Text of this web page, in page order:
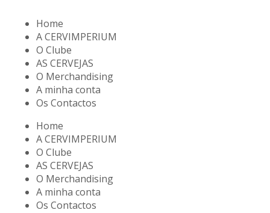
Home
A CERVIMPERIUM
O Clube
AS CERVEJAS
O Merchandising
A minha conta
Os Contactos
Home
A CERVIMPERIUM
O Clube
AS CERVEJAS
O Merchandising
A minha conta
Os Contactos